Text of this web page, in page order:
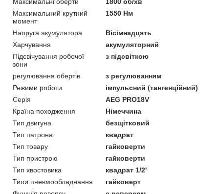
Максимальний крутний
момент
1550 Нм
Напруга акумулятора
Вісімнадцять
Харчування
акумуляторний
Підсвічування робочої
зони
з підсвіткою
регулювання обертів
з регулюванням
Режими роботи
імпульсний (тангенційний)
Серія
AEG PRO18V
Країна походження
Німеччина
Тип двигуна
безщітковий
Тип патрона
квадрат
Тип товару
гайковерти
Тип пристрою
гайковерти
Тип хвостовика
квадрат 1/2'
Типи пневмообладнання
гайковерт